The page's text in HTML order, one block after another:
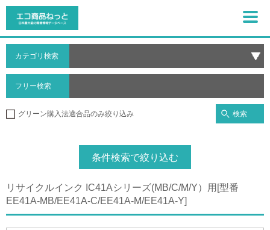
カテゴリ検索
フリー検索
グリーン購入法適合品のみ絞り込み 検索
条件検索で絞り込む
リサイクルインク IC41Aシリーズ(MB/C/M/Y）用[型番
EE41A-MB/EE41A-C/EE41A-M/EE41A-Y]